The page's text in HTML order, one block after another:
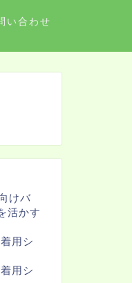
い合わせ
けバ
活かす
用シ
用シ